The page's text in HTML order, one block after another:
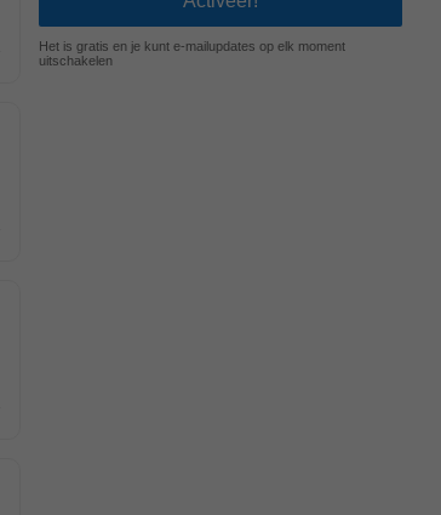
Het is gratis en je kunt e-mailupdates op elk moment
uitschakelen